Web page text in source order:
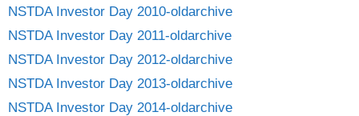
NSTDA Investor Day 2010-oldarchive
NSTDA Investor Day 2011-oldarchive
NSTDA Investor Day 2012-oldarchive
NSTDA Investor Day 2013-oldarchive
NSTDA Investor Day 2014-oldarchive